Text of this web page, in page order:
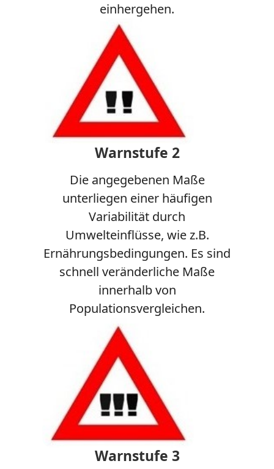
einhergehen.
Warnstufe 2
Die angegebenen Maße
unterliegen einer häufigen
Variabilität durch
Umwelteinflüsse, wie z.B.
Ernährungsbedingungen. Es sind
schnell veränderliche Maße
innerhalb von
Populationsvergleichen.
Warnstufe 3